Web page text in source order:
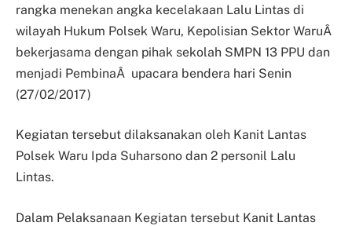
rangka menekan angka kecelakaan Lalu Lintas di
wilayah Hukum Polsek Waru, Kepolisian Sektor WaruÂ
bekerjasama dengan pihak sekolah SMPN 13 PPU dan
menjadi PembinaÂ upacara bendera hari Senin
(27/02/2017)
Kegiatan tersebut dilaksanakan oleh Kanit Lantas
Polsek Waru Ipda Suharsono dan 2 personil Lalu
Lintas.
Dalam Pelaksanaan Kegiatan tersebut Kanit Lantas